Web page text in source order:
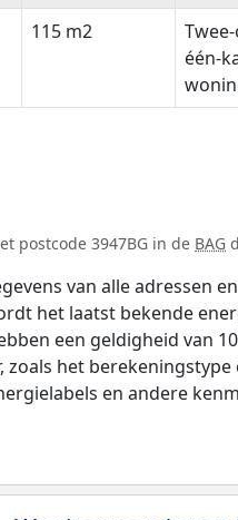
115 m2
één-
postcode 3947BG in de BAG
van alle adressen
het laatst bekende
een geldigheid van
zoals het
en andere